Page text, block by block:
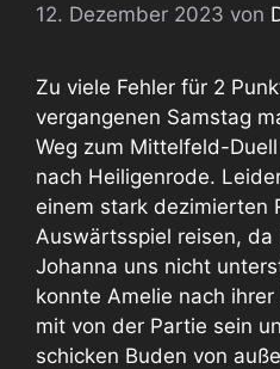
12. Dezember 2023 von
Zu viele Fehler für 2
vergangenen Samstag
Weg zum Mittelfeld-
nach Heiligenrode.
einem stark dezimierten
Auswärtsspiel reisen, da
Johanna uns nicht
konnte Amelie nach
mit von der Partie sein
schicken Buden von